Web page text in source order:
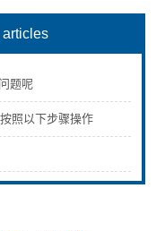
题呢
照以下步骤操作